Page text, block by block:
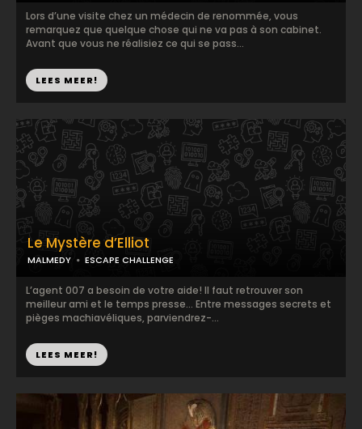
Lors d’une visite chez un médecin de renommée, vous
remarquez que quelque chose qui ne va pas à son cabinet.
Avant que vous ne réalisiez ce qui se pass...
LEES MEER!
Le Mystère d’Elliot
MALMEDY ESCAPE CHALLENGE
L’agent 007 a besoin de votre aide! Il faut retrouver son
meilleur ami et le temps presse… Entre messages secrets et
pièges machiavéliques, parviendrez-...
LEES MEER!